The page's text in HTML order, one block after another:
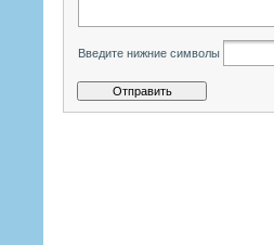
Введите нижние символы